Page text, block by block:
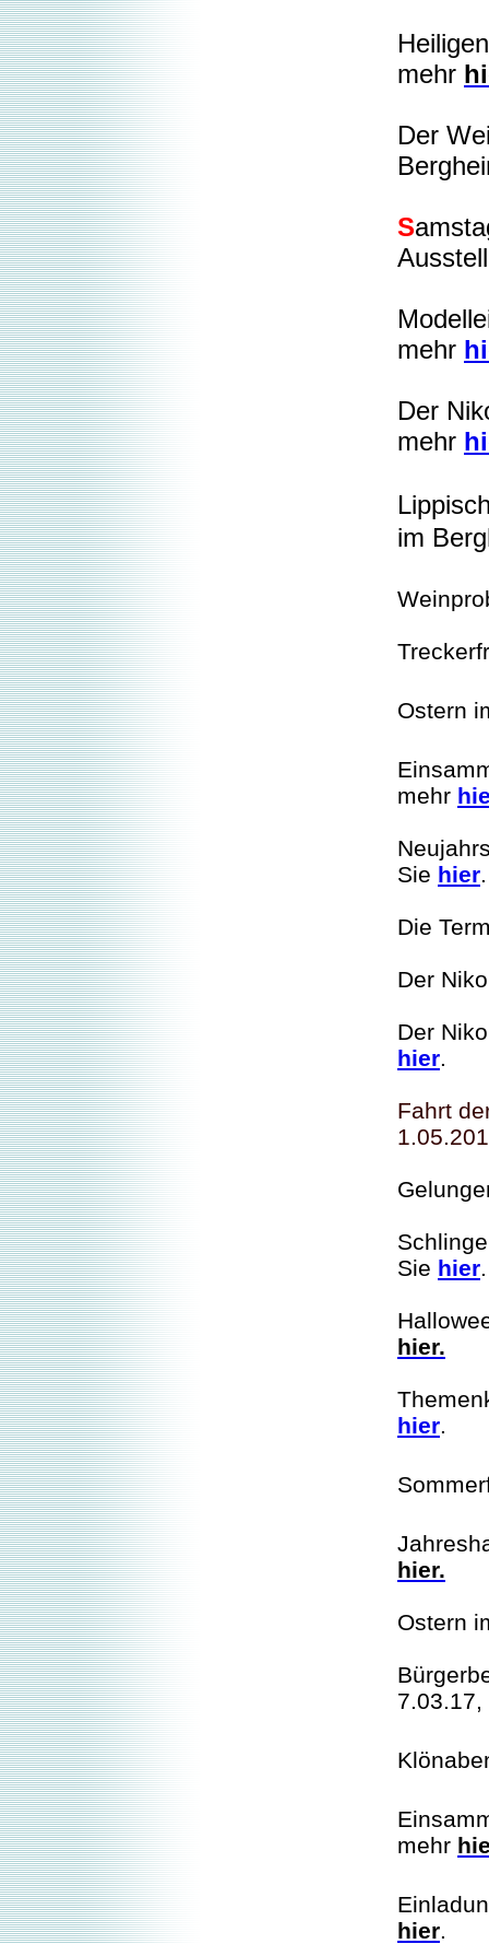
mehr
Der
S
mehr
Der
mehr
im
Ostern
mehr
Sie hier.
Die
Der
Der
hier.
Fahrt
Sie hier.
hier.
hier.
hier.
Ostern
mehr
hier.